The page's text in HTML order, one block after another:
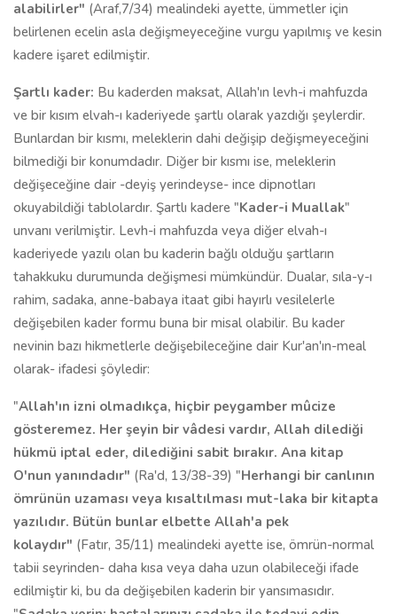
alabilirler" (Araf,7/34) mealindeki ayette, ümmetler için
belirlenen ecelin asla değişmeyeceğine vurgu yapılmış ve kesin
kadere işaret edilmiştir.
Şartlı kader: Bu kaderden maksat, Allah'ın levh-i mahfuzda
ve bir kısım elvah-ı kaderiyede şartlı olarak yazdığı şeylerdir.
Bunlardan bir kısmı, meleklerin dahi değişip değişmeyeceğini
bilmediği bir konumdadır. Diğer bir kısmı ise, meleklerin
değişeceğine dair -deyiş yerindeyse- ince dipnotları
okuyabildiği tablolardır. Şartlı kadere "Kader-i Muallak"
unvanı verilmiştir. Levh-i mahfuzda veya diğer elvah-ı
kaderiyede yazılı olan bu kaderin bağlı olduğu şartların
tahakkuku durumunda değişmesi mümkündür. Dualar, sıla-y-ı
rahim, sadaka, anne-babaya itaat gibi hayırlı vesilelerle
değişebilen kader formu buna bir misal olabilir. Bu kader
nevinin bazı hikmetlerle değişebileceğine dair Kur'an'ın-meal
olarak- ifadesi şöyledir:
"Allah'ın izni olmadıkça, hiçbir peygamber mûcize
gösteremez. Her şeyin bir vâdesi vardır, Allah dilediği
hükmü iptal eder, dilediğini sabit bırakır. Ana kitap
O'nun yanındadır" (Ra'd, 13/38-39) "Herhangi bir canlının
ömrünün uzaması veya kısaltılması mut-laka bir kitapta
yazılıdır. Bütün bunlar elbette Allah'a pek
kolaydır" (Fatır, 35/11) mealindeki ayette ise, ömrün-normal
tabii seyrinden- daha kısa veya daha uzun olabileceği ifade
edilmiştir ki, bu da değişebilen kaderin bir yansımasıdır.